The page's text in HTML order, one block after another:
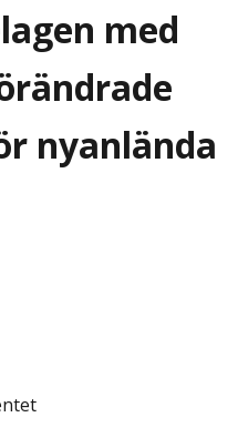
med
nyanlända